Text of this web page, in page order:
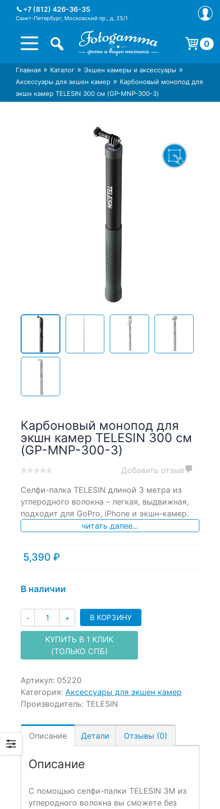
+7 (812) 426-36-35
Санкт-Петербург, Московский пр., д. 25/1
Интернет-магазин фототехники
Foto-Gamma в СПб
Магазин фотоаксессуаров foto-
gamma.ru
0
Корзина пуста.
Главная » Каталог » Экшен камеры и аксессуары »
Аксессуары для экшен камер » Карбоновый монопод для
экшн камер TELESIN 300 см (GP-MNP-300-3)
Карбоновый монопод для
экшн камер TELESIN 300 см
(GP-MNP-300-3)
out
based
on
Добавить отзыв
Селфи-палка TELESIN длиной 3 метра из
углеродного волокна – легкая, выдвижная,
подходит для GoPro, iPhone и экшн-камер.
читать далее...
5,390 ₽
В наличии
- Количество
+ В КОРЗИНУ
КУПИТЬ В 1 КЛИК
(ТОЛЬКО СПБ)
Артикул: 05220
Категория: Аксессуары для экшен камер
Производитель: TELESIN
Описание Детали Отзывы (0)
Описание
С помощью селфи-палки TELESIN 3M из
углеродного волокна вы сможете без